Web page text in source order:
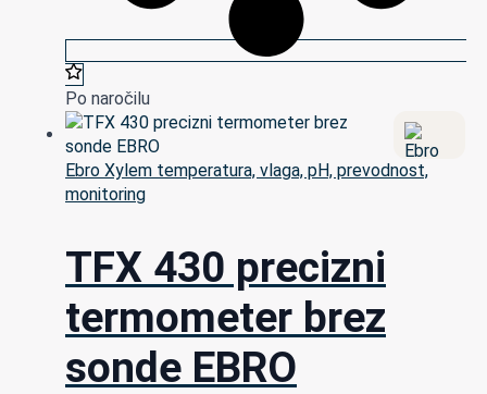
Po naročilu
Ebro Xylem temperatura, vlaga, pH, prevodnost,
monitoring
TFX 430 precizni
termometer brez
sonde EBRO